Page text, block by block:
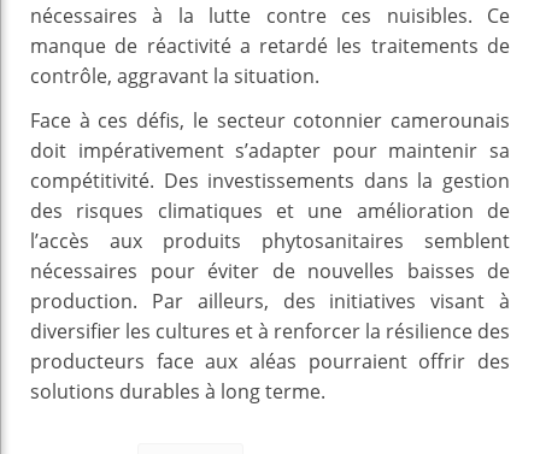
nécessaires à la lutte contre ces nuisibles. Ce
manque de réactivité a retardé les traitements de
contrôle, aggravant la situation.
Face à ces défis, le secteur cotonnier camerounais
doit impérativement s’adapter pour maintenir sa
compétitivité. Des investissements dans la gestion
des risques climatiques et une amélioration de
l’accès aux produits phytosanitaires semblent
nécessaires pour éviter de nouvelles baisses de
production. Par ailleurs, des initiatives visant à
diversifier les cultures et à renforcer la résilience des
producteurs face aux aléas pourraient offrir des
solutions durables à long terme.